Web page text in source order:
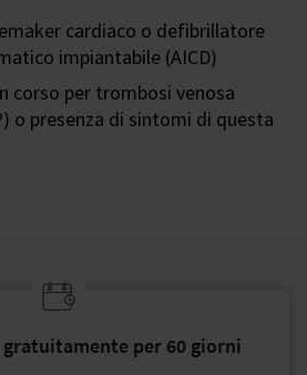
cardiaco o defibrillatore
impiantabile (AICD)
corso per trombosi venosa
o presenza di sintomi di questa
gratuitamente per 60 giorni